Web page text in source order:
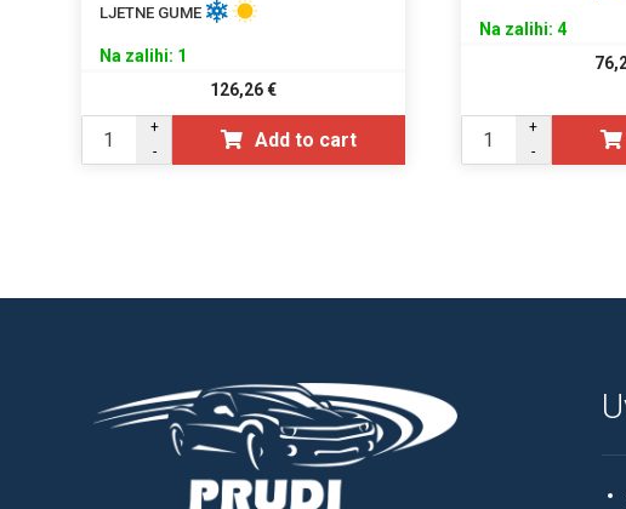
LJETNE GUME
Na zalihi: 1
126,26€
+
-
Add to cart
Na zalihi: 4
+
-